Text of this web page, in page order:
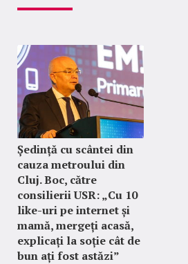
Ședință cu scântei din
cauza metroului din
Cluj. Boc, către
consilierii USR: „Cu 10
like-uri pe internet și
mamă, mergeți acasă,
explicați la soție cât de
bun ați fost astăzi”